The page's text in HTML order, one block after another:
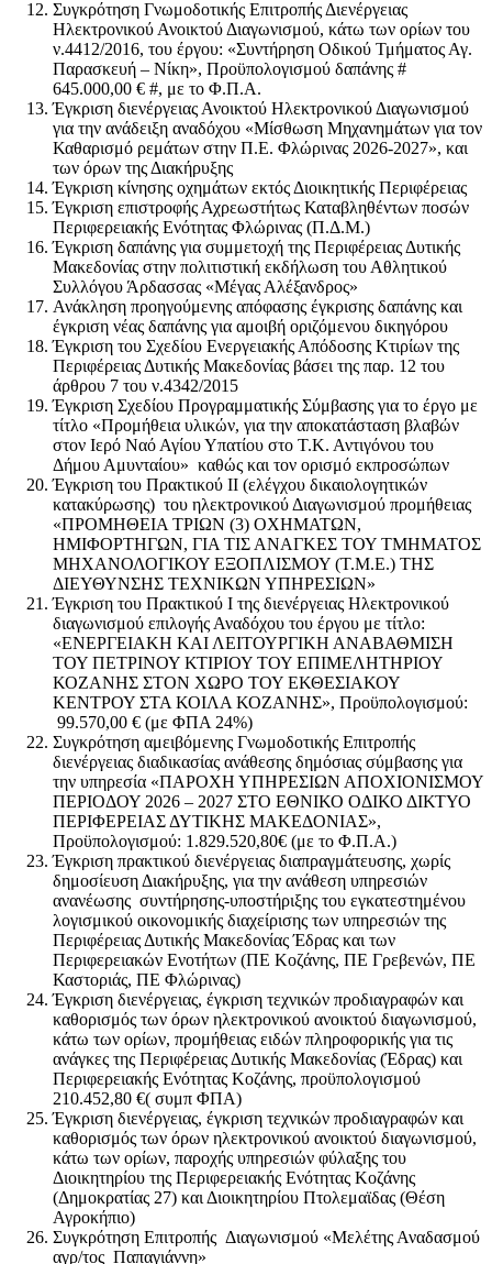
Συγκρότηση Γνωμοδοτικής Επιτροπής Διενέργειας
Ηλεκτρονικού Ανοικτού Διαγωνισμού, κάτω των ορίων του
ν.4412/2016, του έργου: «Συντήρηση Οδικού Τμήματος Αγ.
Παρασκευή – Νίκη», Προϋπολογισμού δαπάνης #
645.000,00 € #, με το Φ.Π.Α.
Έγκριση διενέργειας Ανοικτού Ηλεκτρονικού Διαγωνισμού
για την ανάδειξη αναδόχου «Μίσθωση Μηχανημάτων για τον
Καθαρισμό ρεμάτων στην Π.Ε. Φλώρινας 2026-2027», και
των όρων της Διακήρυξης
Έγκριση κίνησης οχημάτων εκτός Διοικητικής Περιφέρειας
Έγκριση επιστροφής Αχρεωστήτως Καταβληθέντων ποσών
Περιφερειακής Ενότητας Φλώρινας (Π.Δ.Μ.)
Έγκριση δαπάνης για συμμετοχή της Περιφέρειας Δυτικής
Μακεδονίας στην πολιτιστική εκδήλωση του Αθλητικού
Συλλόγου Άρδασσας «Μέγας Αλέξανδρος»
Ανάκληση προηγούμενης απόφασης έγκρισης δαπάνης και
έγκριση νέας δαπάνης για αμοιβή οριζόμενου δικηγόρου
Έγκριση του Σχεδίου Ενεργειακής Απόδοσης Κτιρίων της
Περιφέρειας Δυτικής Μακεδονίας βάσει της παρ. 12 του
άρθρου 7 του ν.4342/2015
Έγκριση Σχεδίου Προγραμματικής Σύμβασης για το έργο με
τίτλο «Προμήθεια υλικών, για την αποκατάσταση βλαβών
στον Ιερό Ναό Αγίου Υπατίου στο Τ.Κ. Αντιγόνου του
Δήμου Αμυνταίου» καθώς και τον ορισμό εκπροσώπων
Έγκριση του Πρακτικού ΙΙ (ελέγχου δικαιολογητικών
κατακύρωσης) του ηλεκτρονικού Διαγωνισμού προμήθειας
«ΠΡΟΜΗΘΕΙΑ ΤΡΙΩΝ (3) ΟΧΗΜΑΤΩΝ,
ΗΜΙΦΟΡΤΗΓΩΝ, ΓΙΑ ΤΙΣ ΑΝΑΓΚΕΣ ΤΟΥ ΤΜΗΜΑΤΟΣ
ΜΗΧΑΝΟΛΟΓΙΚΟΥ ΕΞΟΠΛΙΣΜΟΥ (Τ.Μ.Ε.) ΤΗΣ
ΔΙΕΥΘΥΝΣΗΣ ΤΕΧΝΙΚΩΝ ΥΠΗΡΕΣΙΩΝ»
Έγκριση του Πρακτικού Ι της διενέργειας Ηλεκτρονικού
διαγωνισμού επιλογής Αναδόχου του έργου με τίτλο:
«ΕΝΕΡΓΕΙΑΚΗ ΚΑΙ ΛΕΙΤΟΥΡΓΙΚΗ ΑΝΑΒΑΘΜΙΣΗ
ΤΟΥ ΠΕΤΡΙΝΟΥ ΚΤΙΡΙΟΥ ΤΟΥ ΕΠΙΜΕΛΗΤΗΡΙΟΥ
ΚΟΖΑΝΗΣ ΣΤΟΝ ΧΩΡΟ ΤΟΥ ΕΚΘΕΣΙΑΚΟΥ
ΚΕΝΤΡΟΥ ΣΤΑ ΚΟΙΛΑ ΚΟΖΑΝΗΣ», Προϋπολογισμού:
99.570,00 € (με ΦΠΑ 24%)
Συγκρότηση αμειβόμενης Γνωμοδοτικής Επιτροπής
διενέργειας διαδικασίας ανάθεσης δημόσιας σύμβασης για
την υπηρεσία «ΠΑΡΟΧΗ ΥΠΗΡΕΣΙΩΝ ΑΠΟΧΙΟΝΙΣΜΟΥ
ΠΕΡΙΟΔΟΥ 2026 – 2027 ΣΤΟ ΕΘΝΙΚΟ ΟΔΙΚΟ ΔΙΚΤΥΟ
ΠΕΡΙΦΕΡΕΙΑΣ ΔΥΤΙΚΗΣ ΜΑΚΕΔΟΝΙΑΣ»,
Προϋπολογισμού: 1.829.520,80€ (με το Φ.Π.Α.)
Έγκριση πρακτικού διενέργειας διαπραγμάτευσης, χωρίς
δημοσίευση Διακήρυξης, για την ανάθεση υπηρεσιών
ανανέωσης συντήρησης-υποστήριξης του εγκατεστημένου
λογισμικού οικονομικής διαχείρισης των υπηρεσιών της
Περιφέρειας Δυτικής Μακεδονίας Έδρας και των
Περιφερειακών Ενοτήτων (ΠΕ Κοζάνης, ΠΕ Γρεβενών, ΠΕ
Καστοριάς, ΠΕ Φλώρινας)
Έγκριση διενέργειας, έγκριση τεχνικών προδιαγραφών και
καθορισμός των όρων ηλεκτρονικού ανοικτού διαγωνισμού,
κάτω των ορίων, προμήθειας ειδών πληροφορικής για τις
ανάγκες της Περιφέρειας Δυτικής Μακεδονίας (Έδρας) και
Περιφερειακής Ενότητας Κοζάνης, προϋπολογισμού
210.452,80 €( συμπ ΦΠΑ)
Έγκριση διενέργειας, έγκριση τεχνικών προδιαγραφών και
καθορισμός των όρων ηλεκτρονικού ανοικτού διαγωνισμού,
κάτω των ορίων, παροχής υπηρεσιών φύλαξης του
Διοικητηρίου της Περιφερειακής Ενότητας Κοζάνης
(Δημοκρατίας 27) και Διοικητηρίου Πτολεμαϊδας (Θέση
Αγροκήπιο)
Συγκρότηση Επιτροπής Διαγωνισμού «Μελέτης Αναδασμού
αγρ/τος Παπαγιάννη»